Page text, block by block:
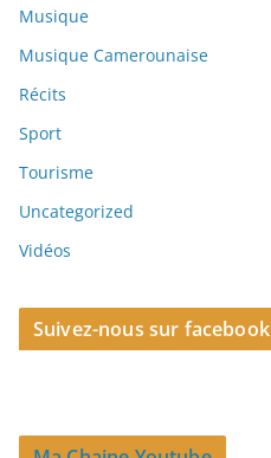
Musique
Musique Camerounaise
Récits
Sport
Tourisme
Uncategorized
Vidéos
Suivez-nous sur facebook